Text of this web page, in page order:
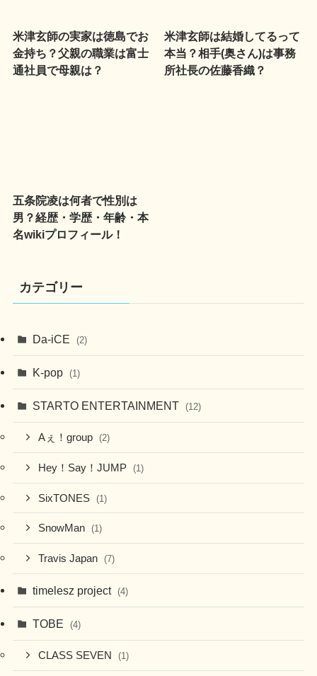
米津玄師の実家は徳島でお
金持ち？父親の職業は富士
通社員で母親は？
米津玄師は結婚してるって
本当？相手(奥さん)は事務
所社長の佐藤香織？
五条院凌は何者で性別は
男？経歴・学歴・年齢・本
名wikiプロフィール！
カテゴリー
Da-iCE (2)
K-pop (1)
STARTO ENTERTAINMENT (12)
Aぇ！group (2)
Hey！Say！JUMP (1)
SixTONES (1)
SnowMan (1)
Travis Japan (7)
timelesz project (4)
TOBE (4)
CLASS SEVEN (1)